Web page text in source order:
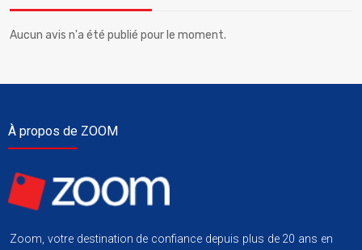
Aucun avis n'a été publié pour le moment.
À propos de ZOOM
Zoom, votre destination de confiance depuis plus de 20 ans en